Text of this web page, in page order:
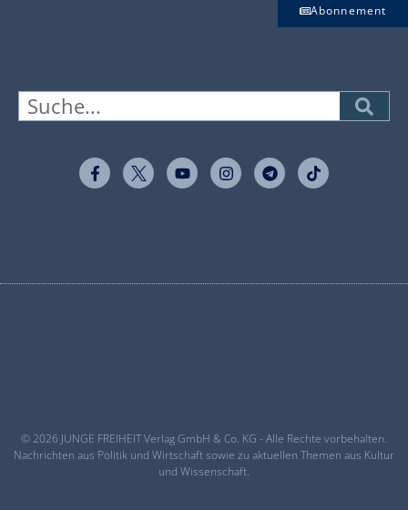
Abonnement
© 2026 JUNGE FREIHEIT Verlag GmbH & Co. KG - Alle Rechte vorbehalten.
Nachrichten aus Politik und Wirtschaft sowie zu aktuellen Themen aus Kultur
und Wissenschaft.